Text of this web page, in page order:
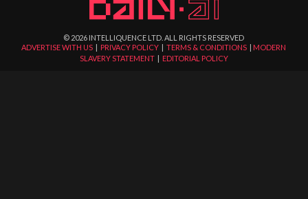
© 2026 INTELLIQUENCE LTD. ALL RIGHTS RESERVED
ADVERTISE WITH US
PRIVACY POLICY |TERMS & CONDITIONS
MODERN
SLAVERY STATEMENT| EDITORIAL POLICY